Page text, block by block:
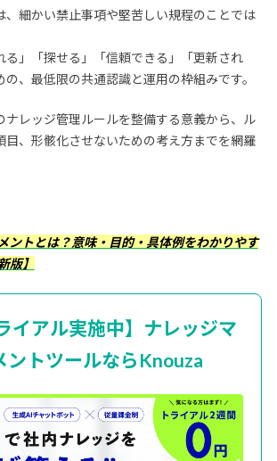
、細かい禁止事項や堅苦しい規程のことでは
る」「探せる」「信頼できる」「更新され
、最低限の共通認識と運用の枠組みです。
ナレッジ管理ルールを整備する意義から、ル
目、形骸化させないための考え方までを網羅
ントとは？意味・目的・具体例をわかりやす
版】
イアル実施中】ナレッジマ
ントツールならKnouza